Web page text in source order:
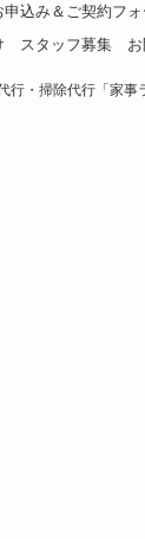
申込み＆ご契約フォ
スタッフ募集
行・掃除代行「家事